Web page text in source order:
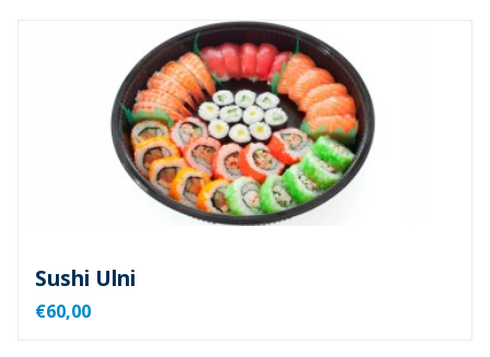
Sushi Ulni
€60,00